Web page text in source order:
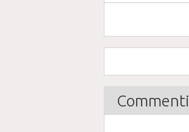
Commenti